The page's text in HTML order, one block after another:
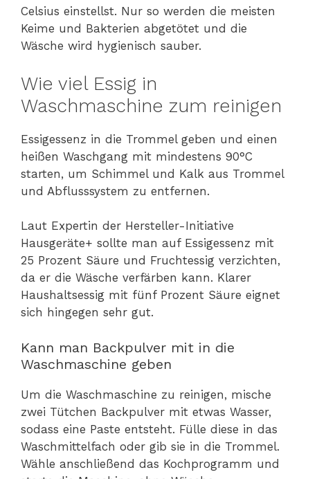
Celsius einstellst. Nur so werden die meisten
Keime und Bakterien abgetötet und die
Wäsche wird hygienisch sauber.
Wie viel Essig in
Waschmaschine zum reinigen
Essigessenz in die Trommel geben und einen
heißen Waschgang mit mindestens 90°C
starten, um Schimmel und Kalk aus Trommel
und Abflusssystem zu entfernen.
Laut Expertin der Hersteller-Initiative
Hausgeräte+ sollte man auf Essigessenz mit
25 Prozent Säure und Fruchtessig verzichten,
da er die Wäsche verfärben kann. Klarer
Haushaltsessig mit fünf Prozent Säure eignet
sich hingegen sehr gut.
Kann man Backpulver mit in die
Waschmaschine geben
Um die Waschmaschine zu reinigen, mische
zwei Tütchen Backpulver mit etwas Wasser,
sodass eine Paste entsteht. Fülle diese in das
Waschmittelfach oder gib sie in die Trommel.
Wähle anschließend das Kochprogramm und